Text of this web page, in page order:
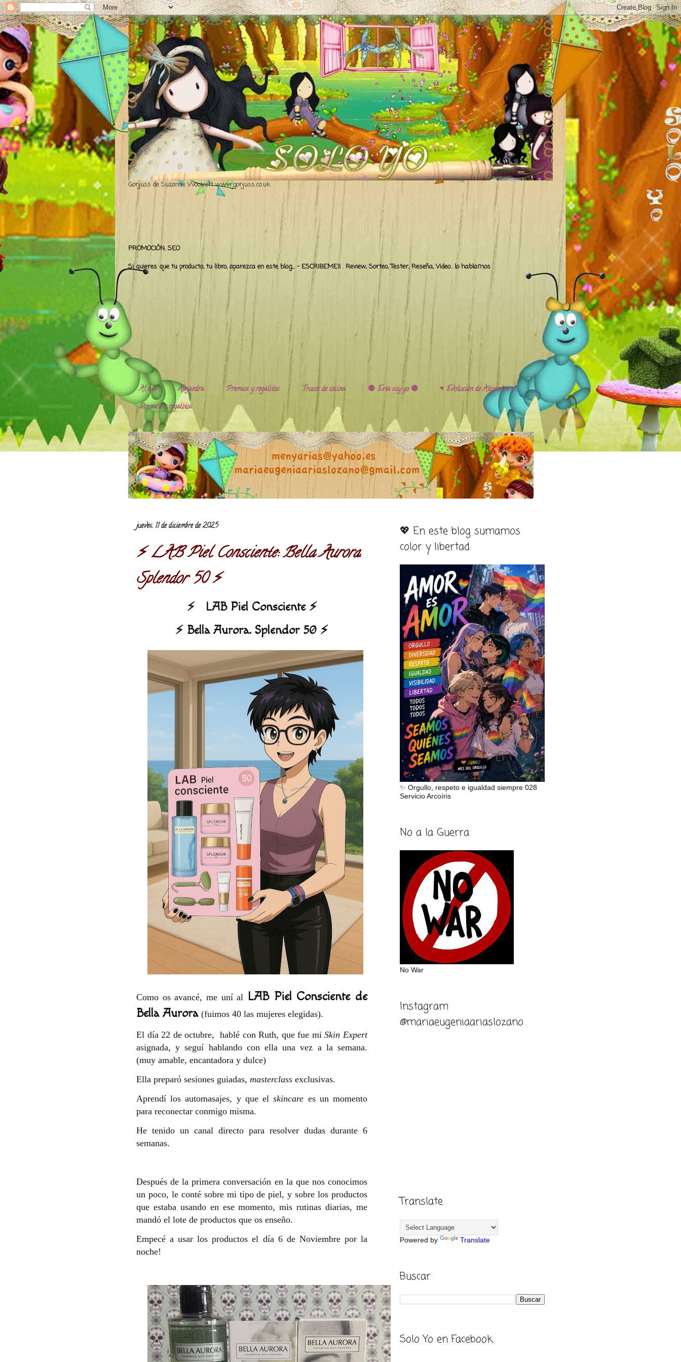
Gorjuss de Suzanne Woolcott www.gorjuss.co.uk
PROMOCIÓN. SEO
Si quieres que tu producto, tu libro, aparezca en este blog... - ESCRIBEME!! . Review, Sorteo, Tester, Reseña, Video.. lo hablamos
Al día Alejandra. Premios y regalitos. Trucos de cocina. 🟣 Esta soy yo 🟣
♥️ Evolución de Alejandra ♥️
Premios y regalitos.
jueves, 11 de diciembre de 2025
⚡️ LAB Piel Consciente: Bella Aurora.
Splendor 50 ⚡️
⚡️ LAB Piel Consciente ⚡️
⚡️ Bella Aurora. Splendor 50 ⚡️
Como os avancé, me uní al LAB Piel Consciente de
Bella Aurora (fuimos 40 las mujeres elegidas).
El día 22 de octubre, hablé con Ruth, que fue miSkin Expert
asignada, y seguí hablando con ella una vez a la semana.
(muy amable, encantadora y dulce)
Ella preparó sesiones guiadas, masterclass exclusivas.
Aprendí los automasajes, y que elskincare es un momento
para reconectar conmigo misma.
He tenido un canal directo para resolver dudas durante 6
semanas.
Después de la primera conversación en la que nos conocimos
un poco, le conté sobre mi tipo de piel, y sobre los productos
que estaba usando en ese momento, mis rutinas diarias, me
mandó el lote de productos que os enseño.
Empecé a usar los productos el día 6 de Noviembre por la
noche!
💖 En este blog sumamos
color y libertad
✨ Orgullo, respeto e igualdad siempre 028
Servicio Arcoíris
No a la Guerra
No War
Instagram
@mariaeugeniaariaslozano
Translate
Powered by Translate
Buscar
Solo Yo en Facebook